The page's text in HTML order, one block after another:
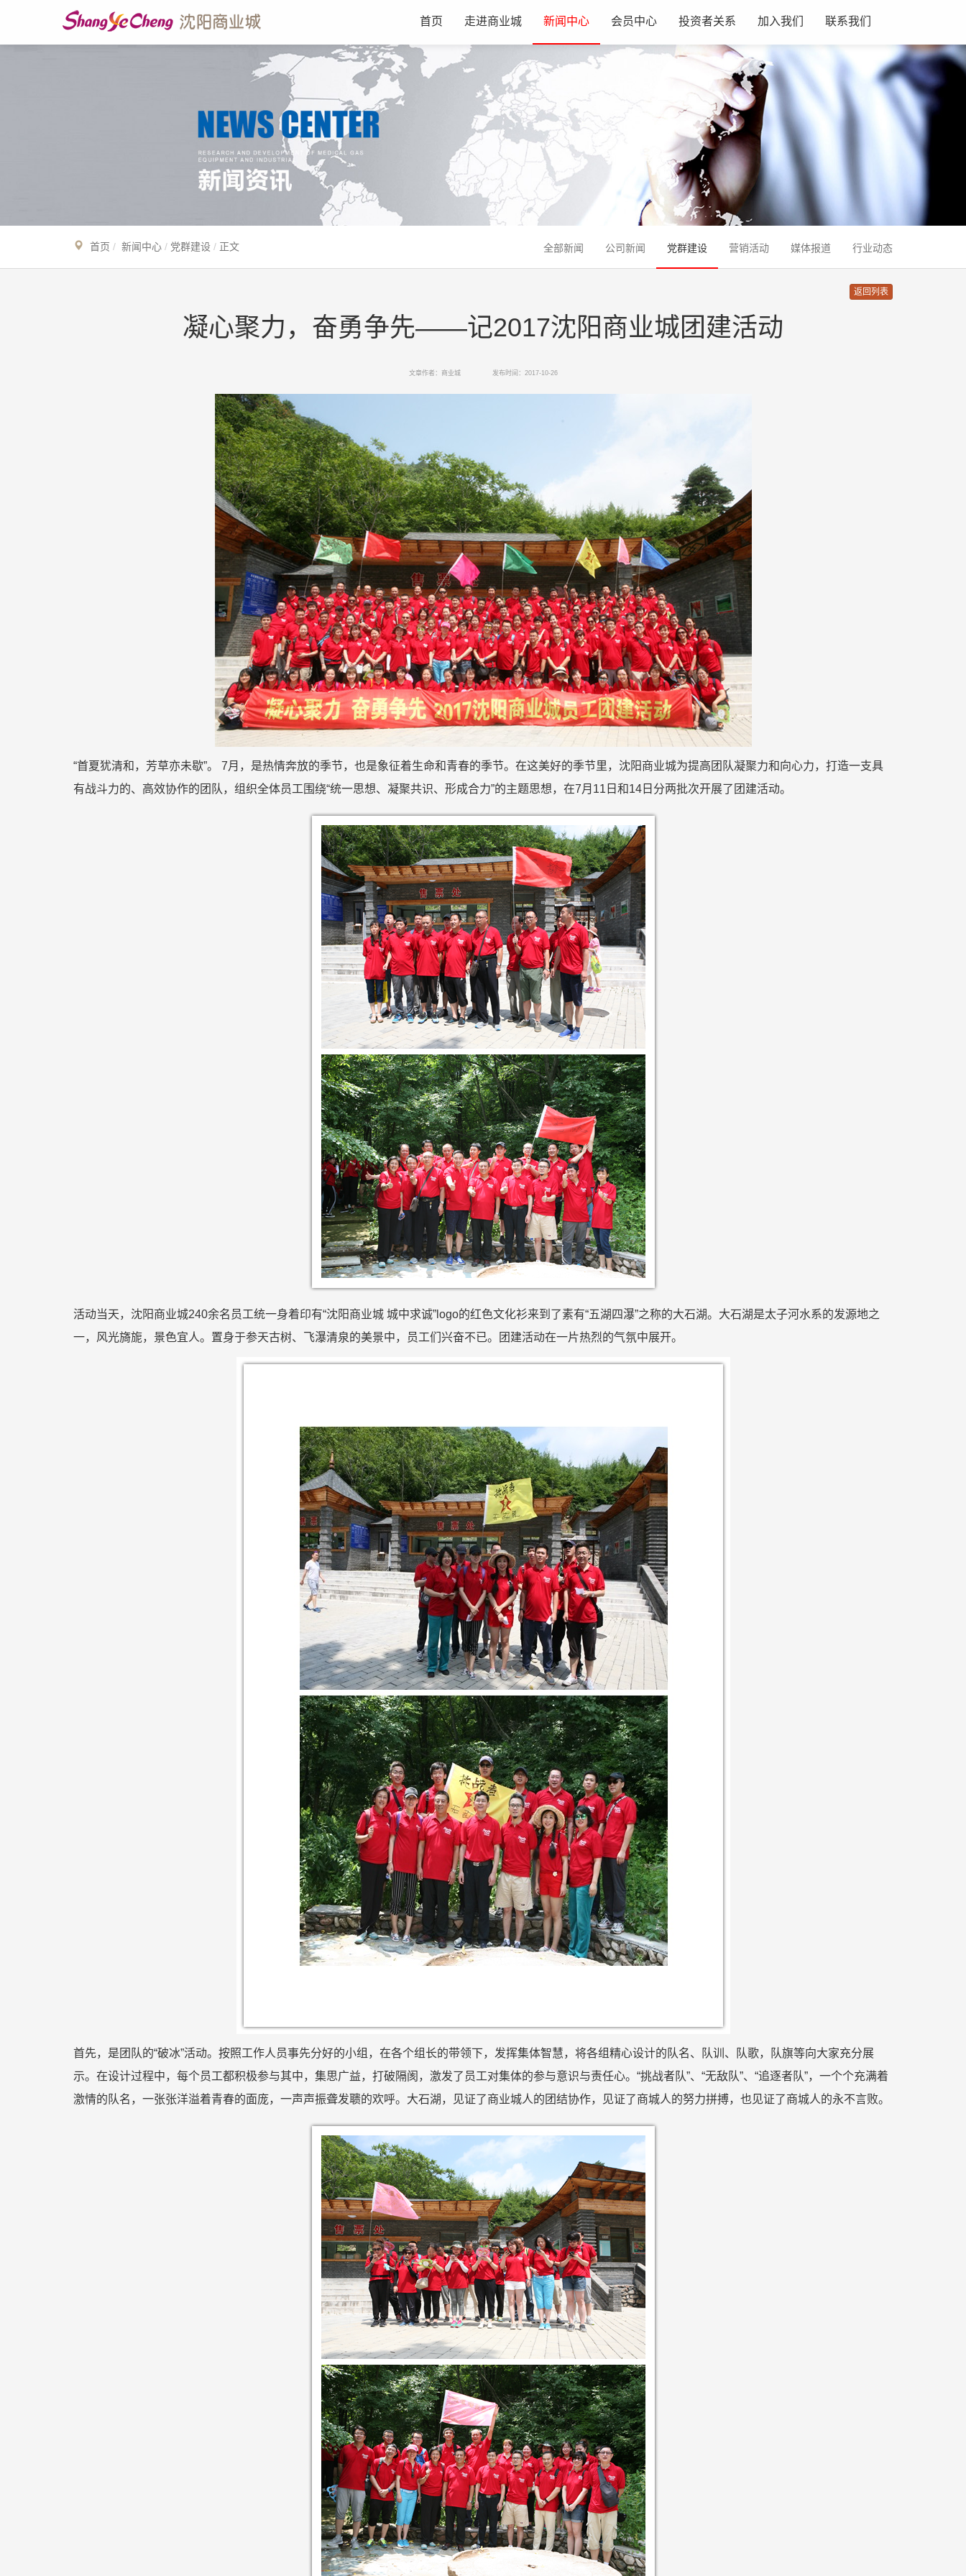
首页 走进商业城 新闻中心 会员中心 投资者关系 加入我们 联系我们
首页 新闻中心 党群建设 正文 全部新闻 公司新闻 党群建设 营销活动 媒体报道 行业动态
返回列表
凝心聚力，奋勇争先——记2017沈阳商业城团建活动
文章作者：商业城 发布时间：2017-10-26
“首夏犹清和，芳草亦未歇”。 7月，是热情奔放的季节，也是象征着生命和青春的季节。在这美好的季节里，沈阳商业城为提高团队凝聚力和向心力，打造一支具
有战斗力的、高效协作的团队，组织全体员工围绕“统一思想、凝聚共识、形成合力”的主题思想，在7月11日和14日分两批次开展了团建活动。
活动当天，沈阳商业城240余名员工统一身着印有“沈阳商业城 城中求诚”logo的红色文化衫来到了素有“五湖四瀑”之称的大石湖。大石湖是太子河水系的发源地之
一，风光旖旎，景色宜人。置身于参天古树、飞瀑清泉的美景中，员工们兴奋不已。团建活动在一片热烈的气氛中展开。
首先，是团队的“破冰”活动。按照工作人员事先分好的小组，在各个组长的带领下，发挥集体智慧，将各组精心设计的队名、队训、队歌，队旗等向大家充分展
示。在设计过程中，每个员工都积极参与其中，集思广益，打破隔阂，激发了员工对集体的参与意识与责任心。“挑战者队”、“无敌队”、“追逐者队”，一个个充满着
激情的队名，一张张洋溢着青春的面庞，一声声振聋发聩的欢呼。大石湖，见证了商业城人的团结协作，见证了商城人的努力拼搏，也见证了商城人的永不言败。